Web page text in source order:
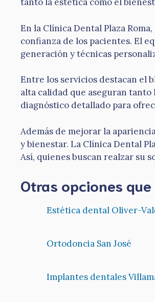
En la Clínica Dental Plaza
confianza de los pacientes. El
generación y técnicas
Entre los servicios destacan el
alta calidad que aseguran
diagnóstico detallado para
Además de mejorar la
y bienestar. La Clínica Dental
Así, quienes buscan realzar su
Otras opciones
Estética dental Oliver-
Ortodoncia San José
Implantes dentales